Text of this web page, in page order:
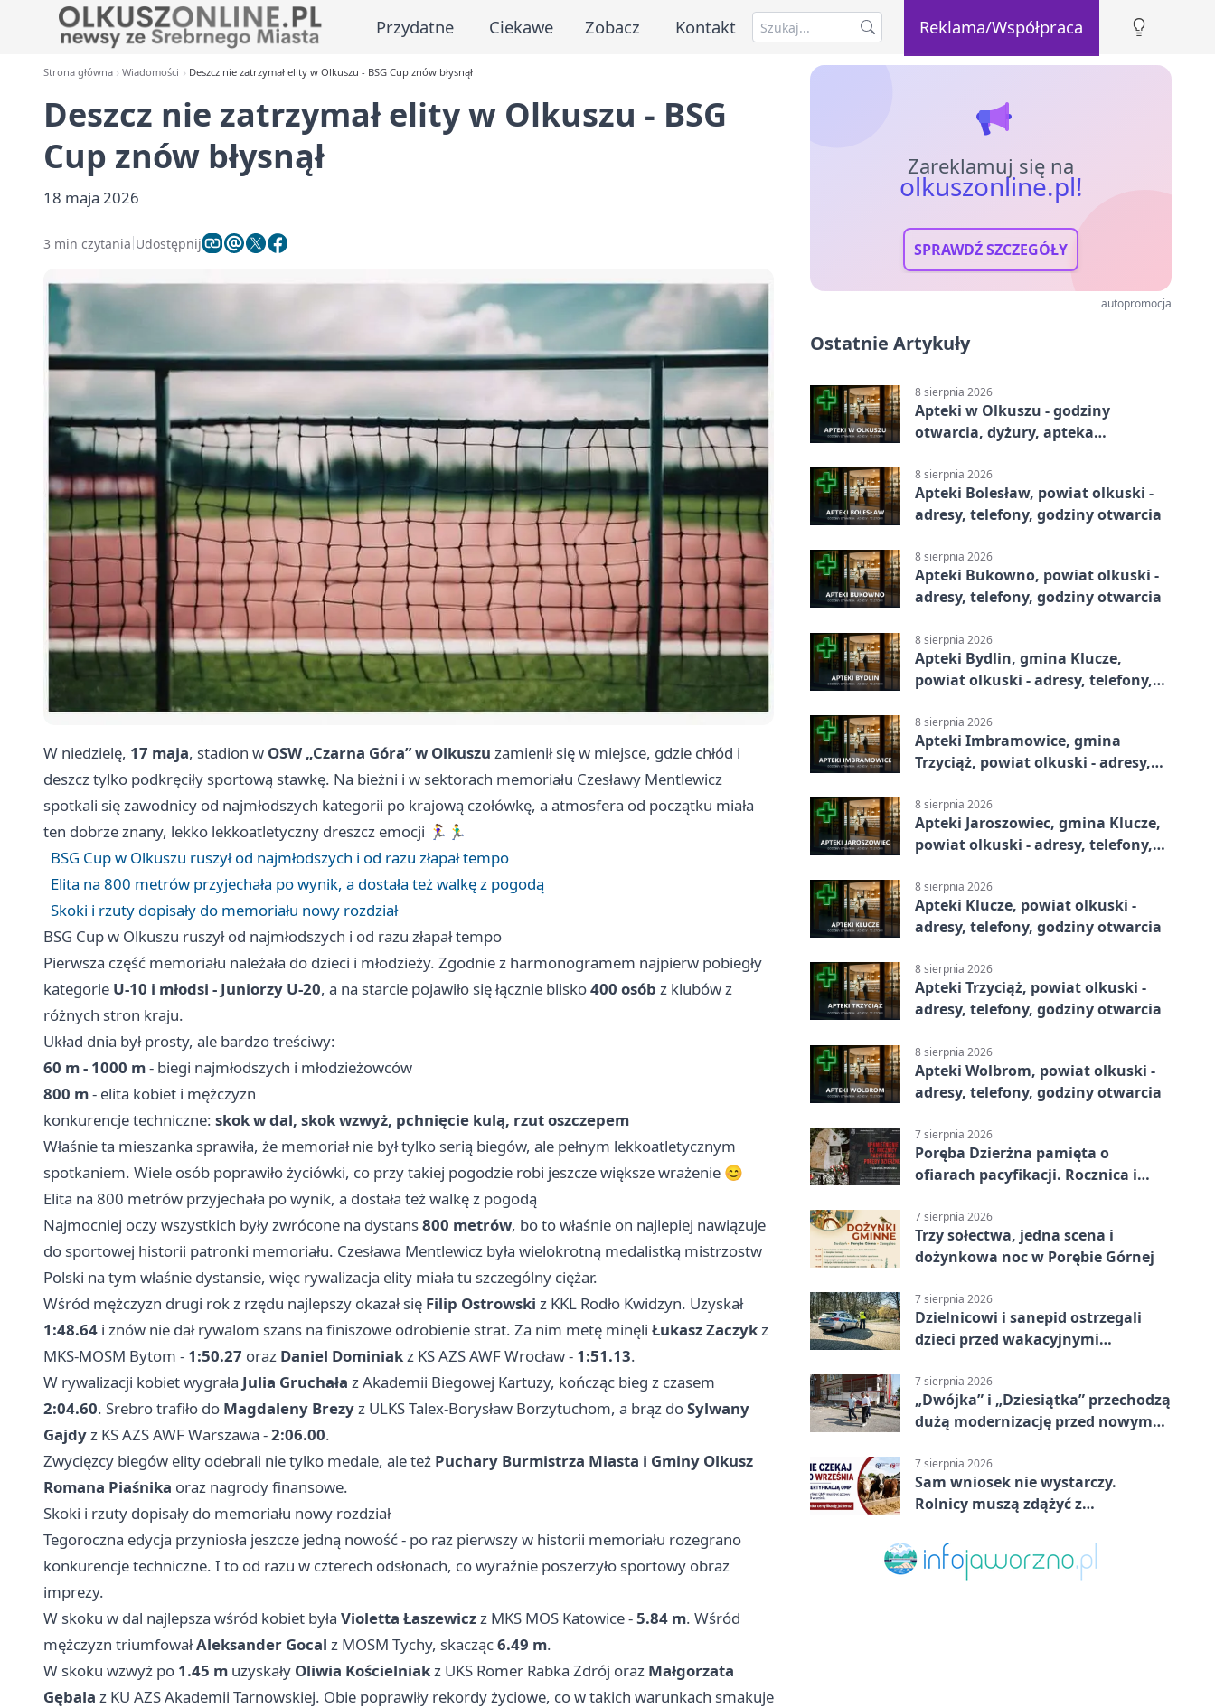
Przydatne Ciekawe Zobacz Kontakt Reklama/Współpraca
Strona główna Wiadomości Deszcz nie zatrzymał elity w Olkuszu - BSG Cup znów błysnął
Deszcz nie zatrzymał elity w Olkuszu - BSG
Cup znów błysnął
18 maja 2026
3 min czytania Udostępnij
W niedzielę, 17 maja, stadion w OSW „Czarna Góra” w Olkuszu zamienił się w miejsce, gdzie chłód i
deszcz tylko podkręciły sportową stawkę. Na bieżni i w sektorach memoriału Czesławy Mentlewicz
spotkali się zawodnicy od najmłodszych kategorii po krajową czołówkę, a atmosfera od początku miała
ten dobrze znany, lekko lekkoatletyczny dreszcz emocji 🏃‍♀️🏃‍♂️
BSG Cup w Olkuszu ruszył od najmłodszych i od razu złapał tempo
Elita na 800 metrów przyjechała po wynik, a dostała też walkę z pogodą
Skoki i rzuty dopisały do memoriału nowy rozdział
BSG Cup w Olkuszu ruszył od najmłodszych i od razu złapał tempo
Pierwsza część memoriału należała do dzieci i młodzieży. Zgodnie z harmonogramem najpierw pobiegły
kategorie U-10 i młodsi - Juniorzy U-20, a na starcie pojawiło się łącznie blisko400 osób z klubów z
różnych stron kraju.
Układ dnia był prosty, ale bardzo treściwy:
60 m - 1000 m- biegi najmłodszych i młodzieżowców
800 m- elita kobiet i mężczyzn
konkurencje techniczne: skok w dal, skok wzwyż, pchnięcie kulą, rzut oszczepem
Właśnie ta mieszanka sprawiła, że memoriał nie był tylko serią biegów, ale pełnym lekkoatletycznym
spotkaniem. Wiele osób poprawiło życiówki, co przy takiej pogodzie robi jeszcze większe wrażenie 😊
Elita na 800 metrów przyjechała po wynik, a dostała też walkę z pogodą
Najmocniej oczy wszystkich były zwrócone na dystans800 metrów, bo to właśnie on najlepiej nawiązuje
do sportowej historii patronki memoriału. Czesława Mentlewicz była wielokrotną medalistką mistrzostw
Polski na tym właśnie dystansie, więc rywalizacja elity miała tu szczególny ciężar.
Wśród mężczyzn drugi rok z rzędu najlepszy okazał się Filip Ostrowski z KKL Rodło Kwidzyn. Uzyskał
1:48.64 i znów nie dał rywalom szans na finiszowe odrobienie strat. Za nim metę minęli Łukasz Zaczykz
MKS-MOSM Bytom - 1:50.27 oraz Daniel Dominiakz KS AZS AWFWrocław- 1:51.13.
W rywalizacji kobiet wygrała Julia Gruchała z Akademii Biegowej Kartuzy, kończąc bieg z czasem
2:04.60. Srebro trafiło do Magdaleny Brezyz ULKS Talex-Borysław Borzytuchom, a brąz doSylwany
Gajdyz KS AZS AWF Warszawa -2:06.00.
Zwycięzcy biegów elity odebrali nie tylko medale, ale też Puchary Burmistrza Miasta i Gminy Olkusz
Romana Piaśnika oraz nagrody finansowe.
Skoki i rzuty dopisały do memoriału nowy rozdział
Tegoroczna edycja przyniosła jeszcze jedną nowość - po raz pierwszy w historii memoriału rozegrano
konkurencje techniczne. I to od razu w czterech odsłonach, co wyraźnie poszerzyło sportowy obraz
imprezy.
W skoku w dal najlepsza wśród kobiet była Violetta Łaszewiczz MKS MOS Katowice -5.84 m. Wśród
mężczyzn triumfowałAleksander Gocal z MOSM Tychy, skacząc6.49 m.
W skoku wzwyż po 1.45 m uzyskały Oliwia Kościelniakz UKS Romer Rabka Zdrój oraz Małgorzata
Gębala z KU AZS Akademii Tarnowskiej. Obie poprawiły rekordy życiowe, co w takich warunkach smakuje
Zareklamuj się na
olkuszonline.pl!
SPRAWDŹ SZCZEGÓŁY
autopromocja
Ostatnie Artykuły
8 sierpnia 2026
Apteki w Olkuszu - godziny
otwarcia, dyżury, apteka
8 sierpnia 2026
Apteki Bolesław, powiat olkuski -
adresy, telefony, godziny otwarcia
8 sierpnia 2026
Apteki Bukowno, powiat olkuski -
adresy, telefony, godziny otwarcia
8 sierpnia 2026
Apteki Bydlin, gmina Klucze,
powiat olkuski - adresy, telefony,
8 sierpnia 2026
Apteki Imbramowice, gmina
Trzyciąż, powiat olkuski - adresy,
8 sierpnia 2026
Apteki Jaroszowiec, gmina Klucze,
powiat olkuski - adresy, telefony,
8 sierpnia 2026
Apteki Klucze, powiat olkuski -
adresy, telefony, godziny otwarcia
8 sierpnia 2026
Apteki Trzyciąż, powiat olkuski -
adresy, telefony, godziny otwarcia
8 sierpnia 2026
Apteki Wolbrom, powiat olkuski -
adresy, telefony, godziny otwarcia
7 sierpnia 2026
Poręba Dzierżna pamięta o
ofiarach pacyfikacji. Rocznica i
7 sierpnia 2026
Trzy sołectwa, jedna scena i
dożynkowa noc w Porębie Górnej
7 sierpnia 2026
Dzielnicowi i sanepid ostrzegali
dzieci przed wakacyjnymi
7 sierpnia 2026
„Dwójka” i „Dziesiątka” przechodzą
dużą modernizację przed nowym
7 sierpnia 2026
Sam wniosek nie wystarczy.
Rolnicy muszą zdążyć z